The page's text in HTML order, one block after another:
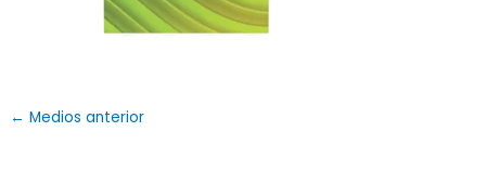
← Medios anterior